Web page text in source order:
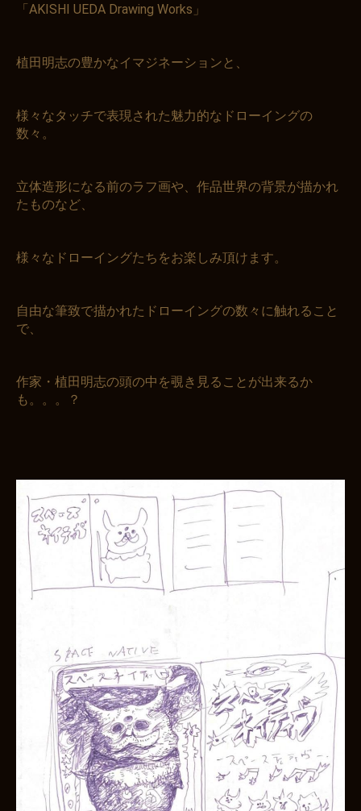
「AKISHI UEDA Drawing Works」
植田明志の豊かなイマジネーションと、
様々なタッチで表現された魅力的なドローイングの
数々。
立体造形になる前のラフ画や、作品世界の背景が描かれ
たものなど、
様々なドローイングたちをお楽しみ頂けます。
自由な筆致で描かれたドローイングの数々に触れること
で、
作家・植田明志の頭の中を覗き見ることが出来るか
も。。。？